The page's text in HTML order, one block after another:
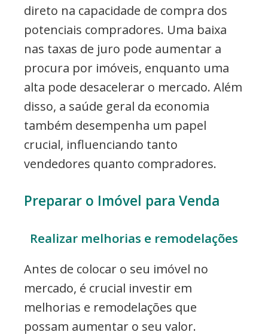
direto na capacidade de compra dos
potenciais compradores. Uma baixa
nas taxas de juro pode aumentar a
procura por imóveis, enquanto uma
alta pode desacelerar o mercado. Além
disso, a saúde geral da economia
também desempenha um papel
crucial, influenciando tanto
vendedores quanto compradores.
Preparar o Imóvel para Venda
Realizar melhorias e remodelações
Antes de colocar o seu imóvel no
mercado, é crucial investir em
melhorias e remodelações que
possam aumentar o seu valor.